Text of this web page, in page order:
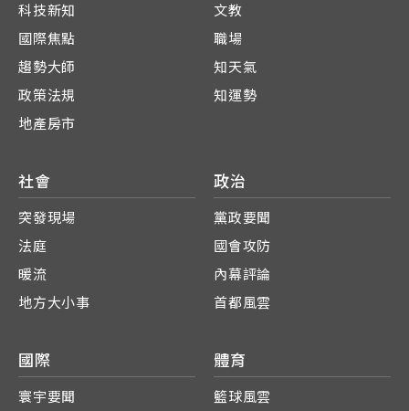
科技新知
國際焦點
趨勢大師
政策法規
地產房市
文教
職場
知天氣
知運勢
社會
突發現場
法庭
暖流
地方大小事
政治
黨政要聞
國會攻防
內幕評論
首都風雲
國際
寰宇要聞
體育
籃球風雲